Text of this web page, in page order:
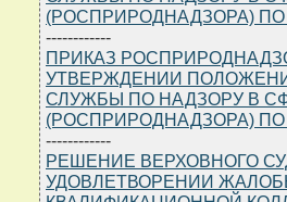
(РОСПРИРОДНАДЗОРА)
------------
ПРИКАЗ
УТВЕРЖДЕНИИ
СЛУЖБЫ ПО НАДЗОРУ В
(РОСПРИРОДНАДЗОРА)
------------
РЕШЕНИЕ ВЕРХОВНОГО
УДОВЛЕТВОРЕНИИ